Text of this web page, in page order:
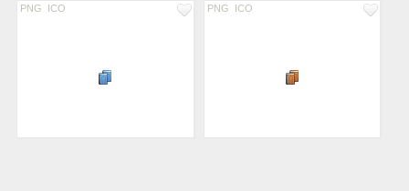
PNG ICO PNG ICO